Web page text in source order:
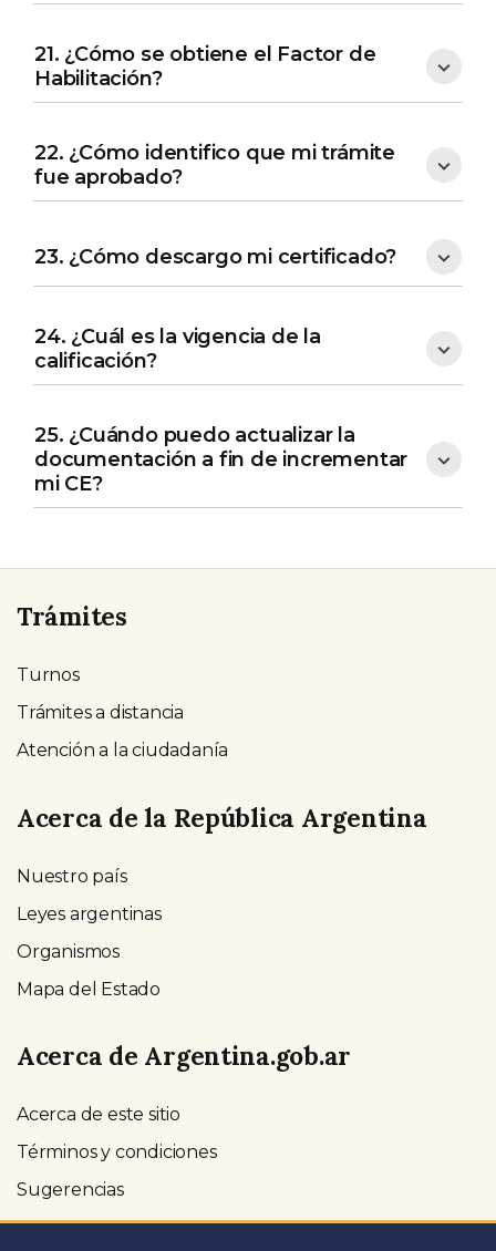
21. ¿Cómo se obtiene el Factor de
Habilitación?
22. ¿Cómo identifico que mi trámite
fue aprobado?
23. ¿Cómo descargo mi certificado?
24. ¿Cuál es la vigencia de la
calificación?
25. ¿Cuándo puedo actualizar la
documentación a fin de incrementar
mi CE?
Trámites
Turnos
Trámites a distancia
Atención a la ciudadanía
Acerca de la República Argentina
Nuestro país
Leyes argentinas
Organismos
Mapa del Estado
Acerca de Argentina.gob.ar
Acerca de este sitio
Términos y condiciones
Sugerencias